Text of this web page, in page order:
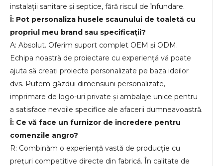
instalații sanitare și septice, fără riscul de înfundare.
Î: Pot personaliza husele scaunului de toaletă cu
propriul meu brand sau specificații?
A: Absolut. Oferim suport complet OEM și ODM.
Echipa noastră de proiectare cu experiență vă poate
ajuta să creați proiecte personalizate pe baza ideilor
dvs. Putem găzdui dimensiuni personalizate,
imprimare de logo-uri private și ambalaje unice pentru
a satisface nevoile specifice ale afacerii dumneavoastră.
Î: Ce vă face un furnizor de încredere pentru
comenzile angro?
R: Combinăm o experiență vastă de producție cu
prețuri competitive directe din fabrică. În calitate de